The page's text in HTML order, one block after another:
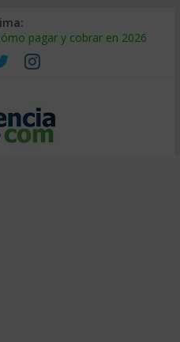
pagar y cobrar en 2026
qué sale tan caro
auditarla a tiempo
suministro: qué hacer
segmentarlo y venderle